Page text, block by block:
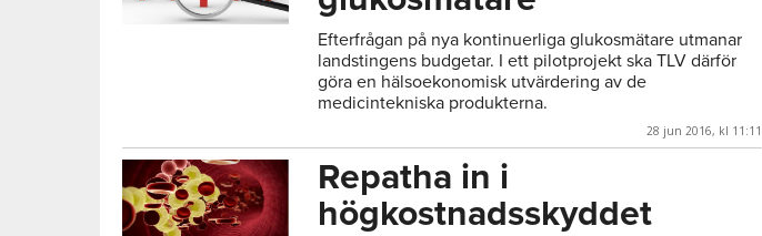
Efterfrågan på nya kontinuerliga glukosmätare utmanar
landstingens budgetar. I ett pilotprojekt ska TLV därför
göra en hälsoekonomisk utvärdering av de
medicintekniska produkterna.
28 jun 2016, kl 11:11
Repatha in i
högkostnadsskyddet